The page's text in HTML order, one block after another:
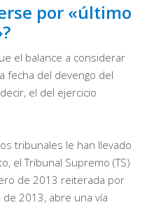
por «último
el balance a considerar
fecha del devengo del
el del ejercicio
tribunales le han llevado
el Tribunal Supremo (TS)
de 2013 reiterada por
2013, abre una vía